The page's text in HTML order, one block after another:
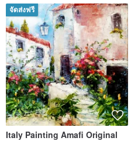
จัดส่งฟรี
Italy Painting Amafi Original